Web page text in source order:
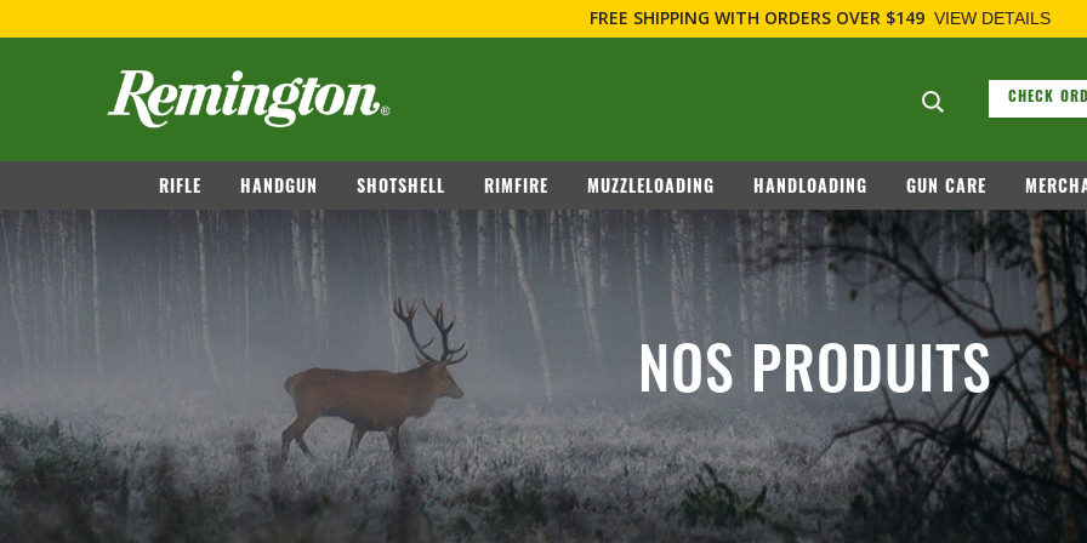
VIEW DETAILS
navigation
SearchCHECK
RIFLE HANDGUN SHOTSHELL RIMFIRE MUZZLELOADING HANDLOADING GUN CARE
NOS PRODUITS